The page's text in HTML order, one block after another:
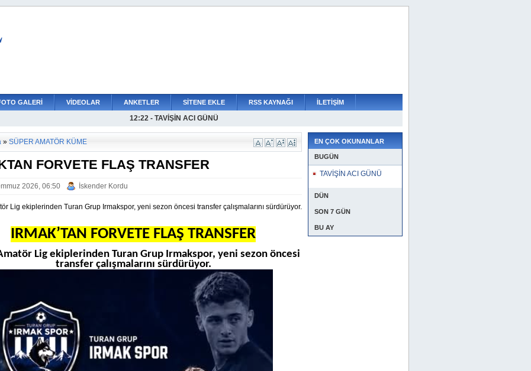
GALERİ VİDEOLAR ANKETLER SİTENE EKLE RSS KAYNAĞI İLETİŞİM
12:22 - TAVİŞİN ACI GÜNÜ
» SÜPER AMATÖR KÜME
FORVETE FLAŞ TRANSFER
2026, 06:50 İskender Kordu
Lig ekiplerinden Turan Grup Irmakspor, yeni sezon öncesi transfer çalışmalarını sürdürüyor.
IRMAK’TAN FORVETE FLAŞ TRANSFER
Lig ekiplerinden Turan Grup Irmakspor, yeni sezon öncesi
transfer çalışmalarını sürdürüyor.
EN ÇOK OKUNANLAR
BUGÜN
TAVİŞİN ACI GÜNÜ
DÜN
SON 7 GÜN
BU AY